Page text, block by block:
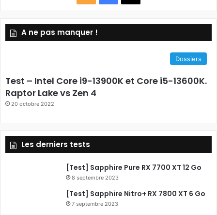
S
S
a
k
A ne pas manquer !
Dossiers
Test – Intel Core i9-13900K et Core i5-13600K.
Raptor Lake vs Zen 4
20 octobre 2022
Les derniers tests
[Test] Sapphire Pure RX 7700 XT 12 Go
8 septembre 2023
[Test] Sapphire Nitro+ RX 7800 XT 6 Go
7 septembre 2023